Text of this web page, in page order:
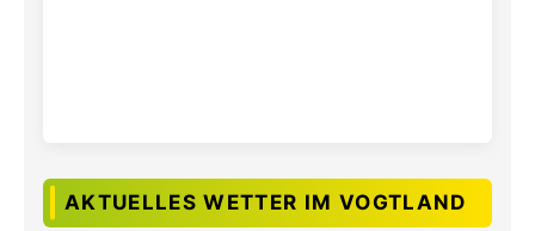
AKTUELLES WETTER IM VOGTLAND